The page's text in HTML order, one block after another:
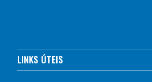
LINKS ÚTEIS